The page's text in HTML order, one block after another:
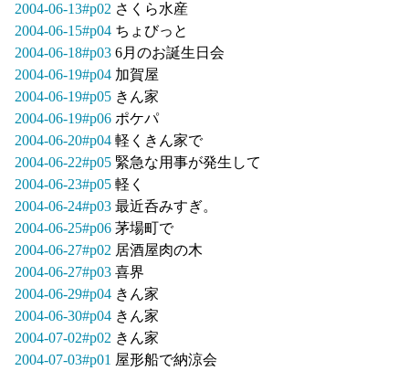
2004-06-13#p02 さくら水産
2004-06-15#p04 ちょびっと
2004-06-18#p03 6月のお誕生日会
2004-06-19#p04 加賀屋
2004-06-19#p05 きん家
2004-06-19#p06 ポケパ
2004-06-20#p04 軽くきん家で
2004-06-22#p05 緊急な用事が発生して
2004-06-23#p05 軽く
2004-06-24#p03 最近呑みすぎ。
2004-06-25#p06 茅場町で
2004-06-27#p02 居酒屋肉の木
2004-06-27#p03 喜界
2004-06-29#p04 きん家
2004-06-30#p04 きん家
2004-07-02#p02 きん家
2004-07-03#p01 屋形船で納涼会